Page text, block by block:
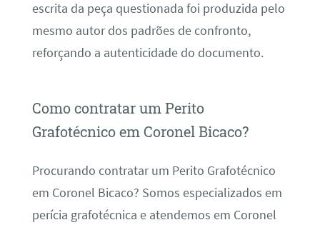
escrita da peça questionada foi produzida pelo
mesmo autor dos padrões de confronto,
reforçando a autenticidade do documento.
Como contratar um Perito
Grafotécnico em Coronel Bicaco?
Procurando contratar um Perito Grafotécnico
em Coronel Bicaco? Somos especializados em
perícia grafotécnica e atendemos em Coronel